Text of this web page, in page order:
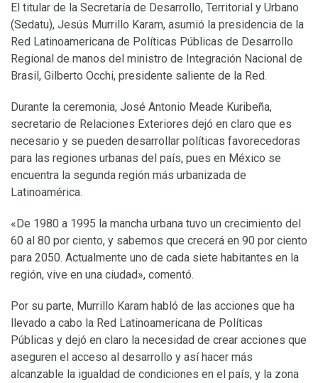
El titular de la Secretaría de Desarrollo, Territorial y Urbano
(Sedatu), Jesús Murrillo Karam, asumió la presidencia de la
Red Latinoamericana de Políticas Públicas de Desarrollo
Regional de manos del ministro de Integración Nacional de
Brasil, Gilberto Occhi, presidente saliente de la Red.
Durante la ceremonia, José Antonio Meade Kuribeña,
secretario de Relaciones Exteriores dejó en claro que es
necesario y se pueden desarrollar políticas favorecedoras
para las regiones urbanas del país, pues en México se
encuentra la segunda región más urbanizada de
Latinoamérica.
«De 1980 a 1995 la mancha urbana tuvo un crecimiento del
60 al 80 por ciento, y sabemos que crecerá en 90 por ciento
para 2050. Actualmente uno de cada siete habitantes en la
región, vive en una ciudad», comentó.
Por su parte, Murrillo Karam habló de las acciones que ha
llevado a cabo la Red Latinoamericana de Políticas
Públicas y dejó en claro la necesidad de crear acciones que
aseguren el acceso al desarrollo y así hacer más
alcanzable la igualdad de condiciones en el país, y la zona